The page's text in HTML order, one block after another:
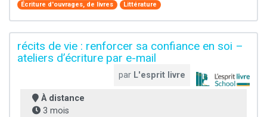
Écriture d'ouvrages, de livres
Littérature
récits de vie : renforcer sa confiance en soi –
ateliers d’écriture par e-mail
par L'esprit livre
À distance
3 mois